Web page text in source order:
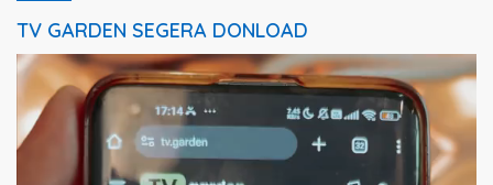
TV GARDEN SEGERA DONLOAD
Pemutar
Video